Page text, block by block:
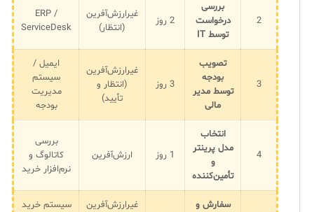
2
بررسی
درخواست
توسط IT
2 روز
غیرارزش‌آفرین
(انتظار)
ERP /
ServiceDesk
3
تصویب
بودجه
توسط مدیر
مالی
3 روز
غیرارزش‌آفرین
(انتظار و
تأیید)
ایمیل /
سیستم
مدیریت
بودجه
4
انتخاب
مدل پرینتر
و
تأمین‌کننده
1 روز ارزش‌آفرین
بررسی
کاتالوگ و
نرم‌افزار خرید
سفارش و
غیرارزش‌آفرین
سیستم خرید